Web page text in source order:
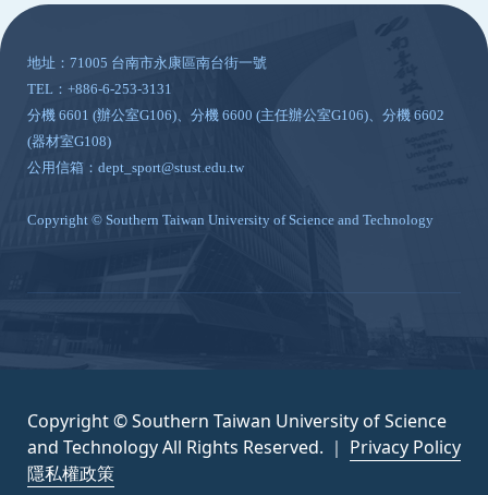
地址：71005 台南市永康區南台街一號
TEL：+886-6-253-3131
分機 6601 (辦公室G106)、分機 6600 (主任辦公室G106)、分機 6602
(器材室G108)
公用信箱：dept_sport@stust.edu.tw
Copyright © Southern Taiwan University of Science and Technology
Copyright © Southern Taiwan University of Science
and Technology All Rights Reserved. ｜ Privacy Policy
隱私權政策